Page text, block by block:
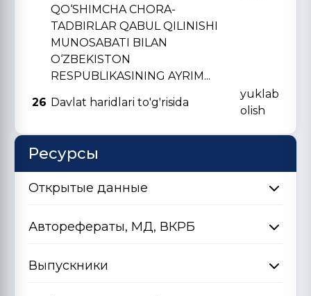
QO‘SHIMCHA CHORA-
TADBIRLAR QABUL QILINISHI
MUNOSABATI BILAN
O‘ZBЕKISTON
RЕSPUBLIKASINING AYRIM...
26 Davlat haridlari to'g'risida
yuklab
olish
Ресурсы
Открытые данные
Авторефераты, МД, ВКРБ
Выпускники